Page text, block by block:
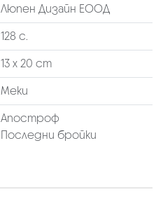
Люпен Дизайн ЕООД
128 с.
13 х 20 cm
Меки
Апостроф
Последни бройки